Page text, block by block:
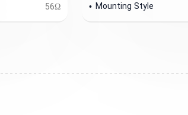
Mounting Style
56Ω